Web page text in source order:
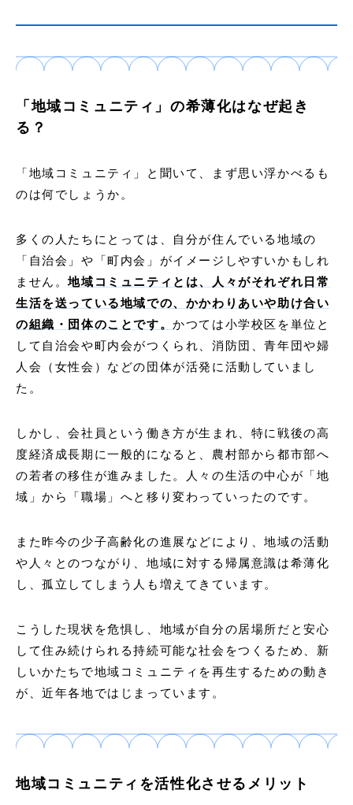
「地域コミュニティ」の希薄化はなぜ起き
る？
「地域コミュニティ」と聞いて、まず思い浮かべるも
のは何でしょうか。
多くの⼈たちにとっては、⾃分が住んでいる地域の
「⾃治会」や「町内会」がイメージしやすいかもしれ
ません。地域コミュニティとは、人々がそれぞれ日常
生活を送っている地域での、かかわりあいや助け合い
の組織・団体のことです。かつては小学校区を単位と
して⾃治会や町内会がつくられ、消防団、⻘年団や婦
人会（女性会）などの団体が活発に活動していまし
た。
しかし、会社員という働き方が生まれ、特に戦後の高
度経済成長期に一般的になると、農村部から都市部へ
の若者の移住が進みました。人々の生活の中心が「地
域」から「職場」へと移り変わっていったのです。
また昨今の少子高齢化の進展などにより、地域の活動
や人々とのつながり、地域に対する帰属意識は希薄化
し、孤立してしまう人も増えてきています。
こうした現状を危惧し、地域が自分の居場所だと安心
して住み続けられる持続可能な社会をつくるため、新
しいかたちで地域コミュニティを再生するための動き
が、近年各地ではじまっています。
地域コミュニティを活性化させるメリット